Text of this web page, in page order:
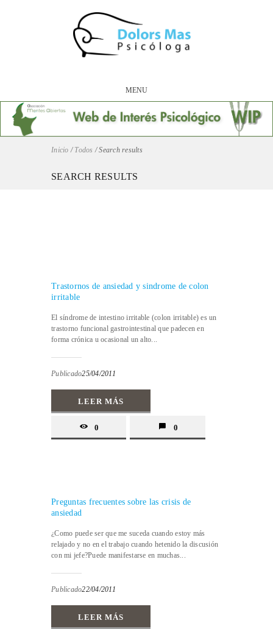
MENU
Inicio / Todos /Search results
SEARCH RESULTS
Trastornos de ansiedad y sindrome de colon
irritable
El síndrome de intestino irritable (colon irritable) es un
trastorno funcional gastrointestinal que padecen en
forma crónica u ocasional un alto...
Publicado25/04/2011
LEER MÁS
0 0
Preguntas frecuentes sobre las crisis de
ansiedad
¿Como puede ser que me suceda cuando estoy más
relajado y no en el trabajo cuando hetenido la discusión
con mi jefe?Puede manifestarse en muchas...
Publicado22/04/2011
LEER MÁS